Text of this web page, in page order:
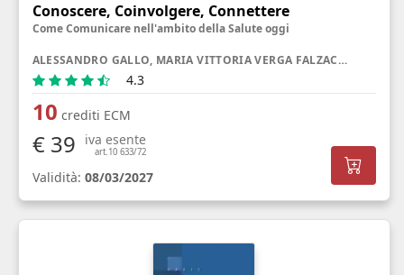
Conoscere, Coinvolgere, Connettere
Come Comunicare nell'ambito della Salute oggi
ALESSANDRO GALLO, MARIA VITTORIA VERGA FALZACAPPA, GIULIA RANCATI
4.3
10 crediti ECM
€ 39 iva esente
art.10 633/72
Validità: 08/03/2027